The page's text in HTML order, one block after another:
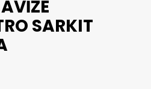
SARKIT